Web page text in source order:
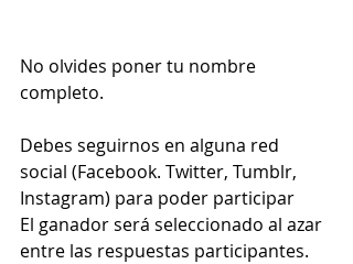
No olvides poner tu nombre
completo.
Debes seguirnos en alguna red
social (Facebook. Twitter, Tumblr,
Instagram) para poder participar
El ganador será seleccionado al azar
entre las respuestas participantes.